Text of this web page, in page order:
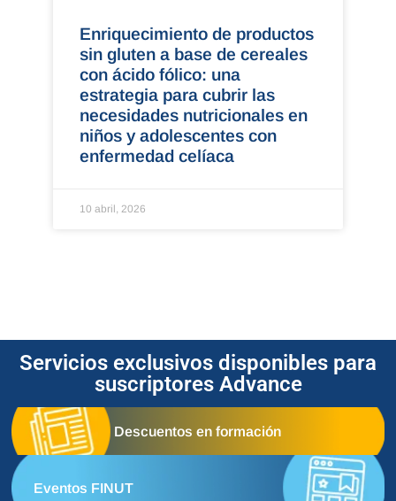
Enriquecimiento de productos
sin gluten a base de cereales
con ácido fólico: una
estrategia para cubrir las
necesidades nutricionales en
niños y adolescentes con
enfermedad celíaca
10 abril, 2026
Servicios exclusivos disponibles para
suscriptores Advance
Descuentos en formación
Eventos FINUT